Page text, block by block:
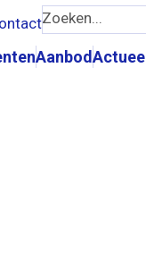
AanbodActueel
Zoeken...